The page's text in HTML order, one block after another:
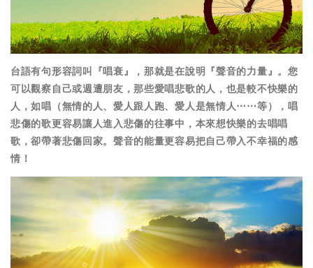
台語有句形容詞叫『唱衰』，那就是在說明『聲音的力量』。您
可以觀察自己或週遭朋友，那些愛唱悲歌的人，也是較不快樂的
人，如唱（無情的人、愛人跟人跑、愛人是無情人⋯⋯等），唱
悲傷的歌更容易讓人進入悲傷的往事中，本來想快樂的去唱唱
歌，卻帶著悲傷回家。聲音的能量更容易把自己帶入不幸福的感
情！